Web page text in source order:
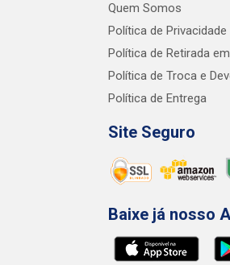
Quem Somos
Política de Privacidade
Política de Retirada
Política de Troca e
Política de Entrega
Site Seguro
Baixe já nosso